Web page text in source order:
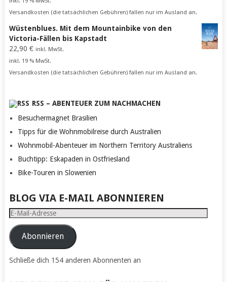
Versandkosten (die tatsächlichen Gebühren) fallen nur im Ausland an.
Wüstenblues. Mit dem Mountainbike von den
Victoria-Fällen bis Kapstadt
22,90 € inkl. MwSt.
inkl. 19 % MwSt.
Versandkosten (die tatsächlichen Gebühren) fallen nur im Ausland an.
RSS – ABENTEUER ZUM NACHMACHEN
Besuchermagnet Brasilien
Tipps für die Wohnmobilreise durch Australien
Wohnmobil-Abenteuer im Northern Territory Australiens
Buchtipp: Eskapaden in Ostfriesland
Bike-Touren in Slowenien
BLOG VIA E-MAIL ABONNIEREN
E-
Mail-
AdresseAbonnieren
Schließe dich 154 anderen Abonnenten an